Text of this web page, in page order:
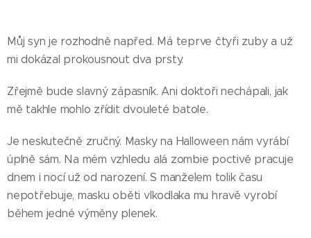
Můj syn je rozhodně napřed. Má teprve čtyři zuby a už
mi dokázal prokousnout dva prsty.
Zřejmě bude slavný zápasník. Ani doktoři nechápali, jak
mě takhle mohlo zřídit dvouleté batole.
Je neskutečně zručný. Masky na Halloween nám vyrábí
úplně sám. Na mém vzhledu alá zombie poctivě pracuje
dnem i nocí už od narození. S manželem tolik času
nepotřebuje, masku oběti vlkodlaka mu hravě vyrobí
během jedné výměny plenek.